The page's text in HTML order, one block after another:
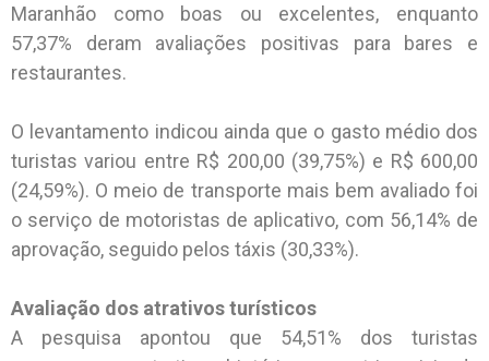
Maranhão como boas ou excelentes, enquanto
57,37% deram avaliações positivas para bares e
restaurantes.
O levantamento indicou ainda que o gasto médio dos
turistas variou entre R$ 200,00 (39,75%) e R$ 600,00
(24,59%). O meio de transporte mais bem avaliado foi
o serviço de motoristas de aplicativo, com 56,14% de
aprovação, seguido pelos táxis (30,33%).
Avaliação dos atrativos turísticos
A pesquisa apontou que 54,51% dos turistas